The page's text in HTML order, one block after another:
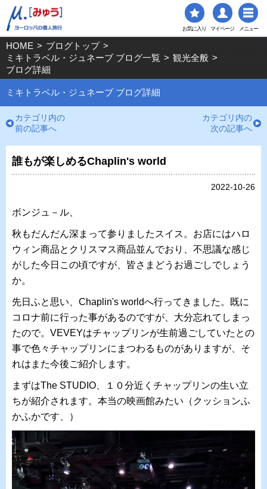
お気に入り マイページ メニュー
HOME > ブログトップ >
ミキトラベル・ジュネーブ ブログ一覧 > 観光全般 >
ブログ詳細
ミキトラベル・ジュネーブ ブログ詳細
カテゴリ内の
前の記事へ
カテゴリ内の
次の記事へ
誰もが楽しめるChaplin's world
2022-10-26
ボンジュ－ル、
秋もだんだん深まって参りましたスイス。お店にはハロ
ウィン商品とクリスマス商品並んでおり、不思議な感じ
がした今日この頃ですが、皆さまどうお過ごしでしょう
か。
先日ふと思い、Chaplin's worldへ行ってきました。既に
コロナ前に行った事があるのですが、大分忘れてしまっ
たので。VEVEYはチャップリンが生前過ごしていたとの
事で色々チャップリンにまつわるものがありますが、そ
れはまた今後ご紹介します。
まずはThe STUDIO、１０分近くチャップリンの生い立
ちが紹介されます。本当の映画館みたい（クッションふ
かふかです、）